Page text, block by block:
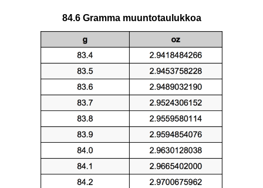
84.6 Gramma muuntotaulukkoa